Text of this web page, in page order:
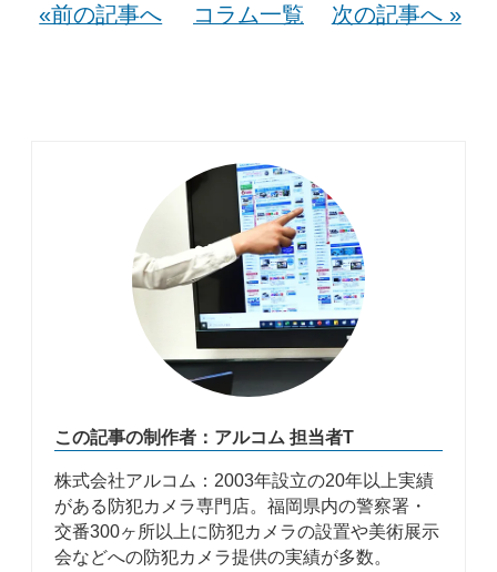
«前の記事へ コラム一覧 次の記事へ »
この記事の制作者：アルコム 担当者T
株式会社アルコム：2003年設立の20年以上実績
がある防犯カメラ専門店。福岡県内の警察署・
交番300ヶ所以上に防犯カメラの設置や美術展示
会などへの防犯カメラ提供の実績が多数。